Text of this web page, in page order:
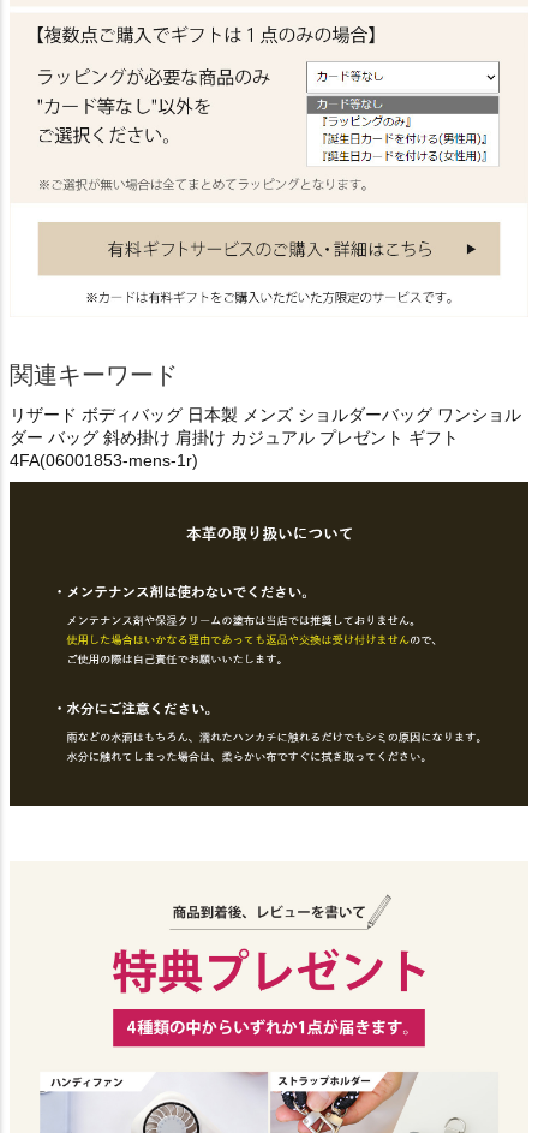
関連キーワード
リザード ボディバッグ 日本製 メンズ ショルダーバッグ ワンショル
ダー バッグ 斜め掛け 肩掛け カジュアル プレゼント ギフト
4FA(06001853-mens-1r)